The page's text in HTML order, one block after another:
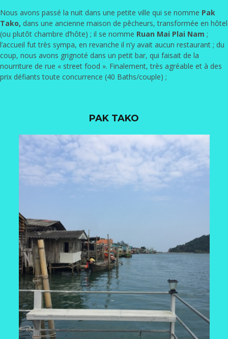
Nous avons passé la nuit dans une petite ville qui se nomme Pak
Tako, dans une ancienne maison de pêcheurs, transformée en hôtel
(ou plutôt chambre d’hôte) ; il se nomme Ruan Mai Plai Nam ;
l’accueil fut très sympa, en revanche il n’y avait aucun restaurant ; du
coup, nous avons grignoté dans un petit bar, qui faisait de la
nourriture de rue « street food ». Finalement, très agréable et à des
prix défiants toute concurrence (40 Baths/couple) ;
PAK TAKO